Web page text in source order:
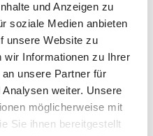
und Anzeigen zu
soziale Medien anbieten
unsere Website zu
wir Informationen zu Ihrer
unsere Partner für
weiter. Unsere
möglicherweise mit
Sie ihnen bereitgestellt